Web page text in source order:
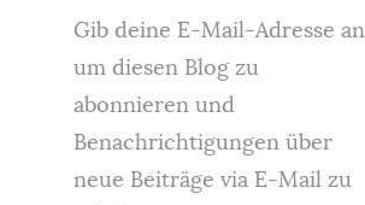
Gib deine E-Mail-Adresse an,
um diesen Blog zu
abonnieren und
Benachrichtigungen über
neue Beiträge via E-Mail zu